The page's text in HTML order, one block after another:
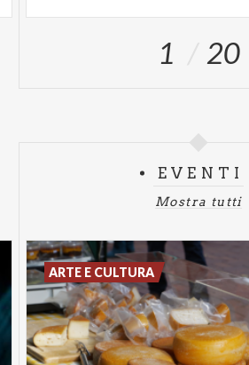
1 20
EVENTI
Mostra tutti
ARTE E CULTURA